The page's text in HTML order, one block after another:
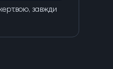
завжди